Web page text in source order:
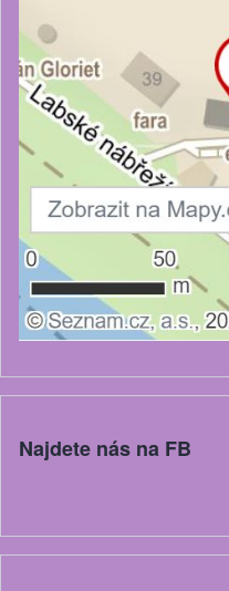
Najdete nás na FB